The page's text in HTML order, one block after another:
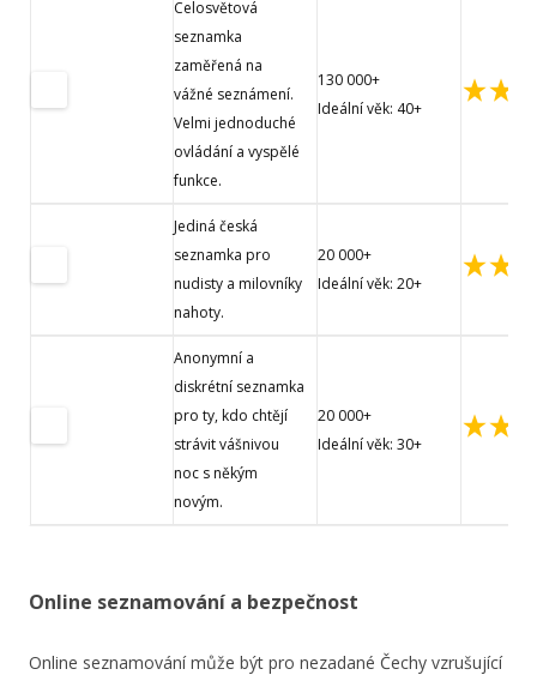
Celosvětová
seznamka
zaměřená na
vážné seznámení.
Velmi jednoduché
ovládání a vyspělé
funkce.
130 000+
Ideální věk: 40+
Jediná česká
seznamka pro
nudisty a milovníky
nahoty.
20 000+
Ideální věk: 20+
Anonymní a
diskrétní seznamka
pro ty, kdo chtějí
strávit vášnivou
noc s někým
novým.
20 000+
Ideální věk: 30+
Online seznamování a bezpečnost
Online seznamování může být pro nezadané Čechy vzrušující